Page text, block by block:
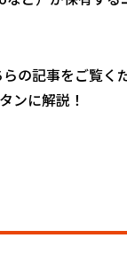
の記事をご覧く
ンに解説！